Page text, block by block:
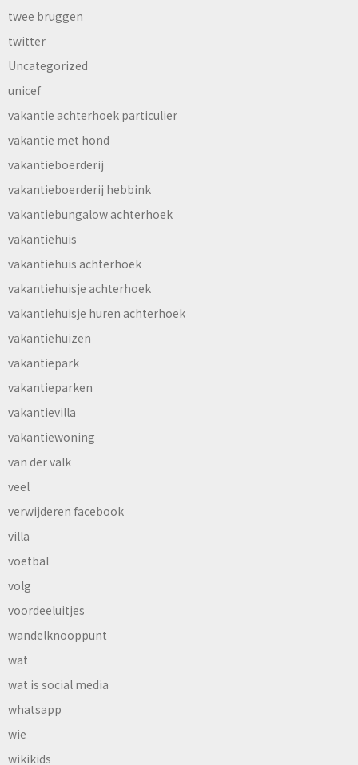
twee bruggen
twitter
Uncategorized
unicef
vakantie achterhoek particulier
vakantie met hond
vakantieboerderij
vakantieboerderij hebbink
vakantiebungalow achterhoek
vakantiehuis
vakantiehuis achterhoek
vakantiehuisje achterhoek
vakantiehuisje huren achterhoek
vakantiehuizen
vakantiepark
vakantieparken
vakantievilla
vakantiewoning
van der valk
veel
verwijderen facebook
villa
voetbal
volg
voordeeluitjes
wandelknooppunt
wat
wat is social media
whatsapp
wie
wikikids